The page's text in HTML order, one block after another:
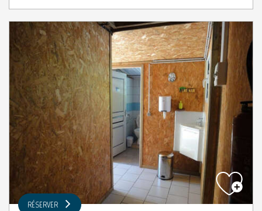
RÉSERVER